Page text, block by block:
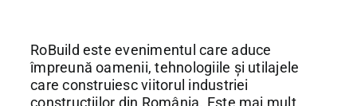
RoBuild este evenimentul care aduce
împreună oamenii, tehnologiile și utilajele
care construiesc viitorul industriei
construcțiilor din România. Este mai mult